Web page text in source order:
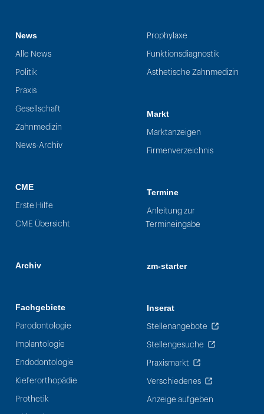
News
Alle News
Politik
Praxis
Gesellschaft
Zahnmedizin
News-Archiv
CME
Erste Hilfe
CME Übersicht
Archiv
Fachgebiete
Parodontologie
Implantologie
Endodontologie
Kieferorthopädie
Prothetik
Prophylaxe
Funktionsdiagnostik
Ästhetische Zahnmedizin
Markt
Marktanzeigen
Firmenverzeichnis
Termine
Anleitung zur
Termineingabe
zm-starter
Inserat
Stellenangebote
Stellengesuche
Praxismarkt
Verschiedenes
Anzeige aufgeben